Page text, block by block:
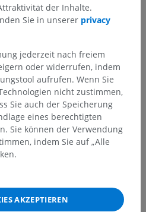
der Inhalte.
Sie in unserer privacy
jederzeit nach freiem
oder widerrufen, indem
aufrufen. Wenn Sie
nicht zustimmen,
Sie auch der Speicherung
eines berechtigten
Sie können der Verwendung
indem Sie auf „Alle
AKZEPTIEREN